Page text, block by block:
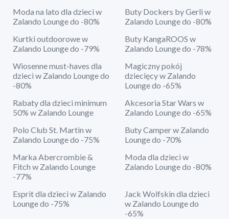
Moda na lato dla dzieci w
Zalando Lounge do -80%
Buty Dockers by Gerli w
Zalando Lounge do -80%
Kurtki outdoorowe w
Zalando Lounge do -79%
Buty KangaROOS w
Zalando Lounge do -78%
Wiosenne must-haves dla
dzieci w Zalando Lounge do
-80%
Magiczny pokój
dziecięcy w Zalando
Lounge do -65%
Rabaty dla dzieci minimum
50% w Zalando Lounge
Akcesoria Star Wars w
Zalando Lounge do -65%
Polo Club St. Martin w
Zalando Lounge do -75%
Buty Camper w Zalando
Lounge do -70%
Marka Abercrombie &
Fitch w Zalando Lounge
-77%
Moda dla dzieci w
Zalando Lounge do -80%
Esprit dla dzieci w Zalando
Lounge do -75%
Jack Wolfskin dla dzieci
w Zalando Lounge do
-65%